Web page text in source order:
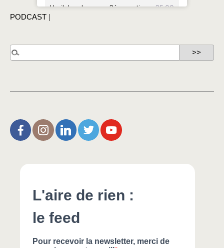
PODCAST |
L’Aire de Rien (facebook)
Christophe Noisette (instagram)
Christophe Noisette (Linkedin)
Christophe Noisette (X | Twitter)
L’Aire de Rien (You Tube)